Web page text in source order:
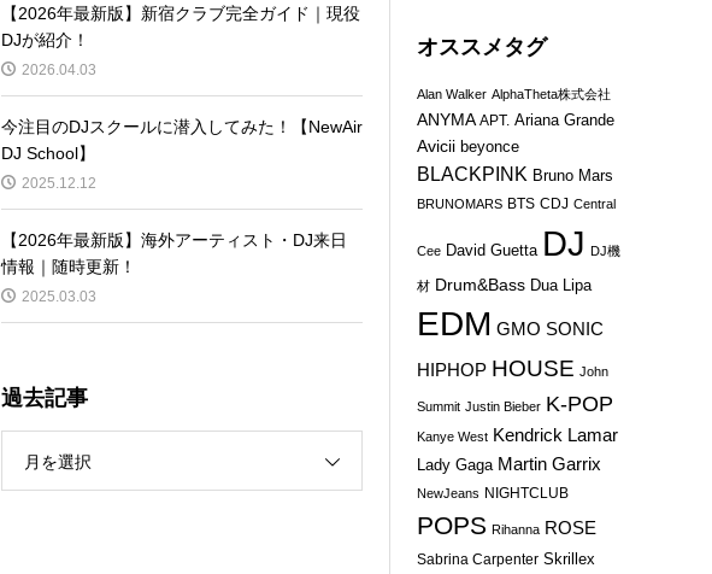
【2026年最新版】新宿クラブ完全ガイド｜現役
DJが紹介！
2026.04.03
今注目のDJスクールに潜入してみた！【NewAir
DJ School】
2025.12.12
【2026年最新版】海外アーティスト・DJ来日
情報｜随時更新！
2025.03.03
過去記事
月を選択
オススメタグ
Alan Walker AlphaTheta株式会社
ANYMA APT. Ariana Grande
Avicii beyonce
BLACKPINK Bruno Mars
BRUNOMARS BTS CDJ Central
Cee David Guetta DJ DJ機
材 Drum&Bass Dua Lipa
EDM GMO SONIC
HIPHOP HOUSE John
Summit Justin Bieber K-POP
Kanye West Kendrick Lamar
Lady Gaga Martin Garrix
NewJeans NIGHTCLUB
POPS Rihanna ROSE
Sabrina Carpenter Skrillex